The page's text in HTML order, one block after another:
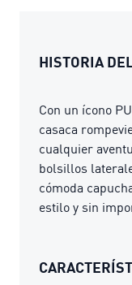
HISTORIA
Con un ícono
casaca
cualquier
bolsillos
cómoda
estilo y sin